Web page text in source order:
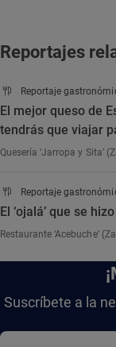
Reportajes
Reportaje
El mejor queso de
tendrás que viajar
Quesería ‘Jarropa y Sita’
Reportaje
El ‘ojalá’ que se
Restaurante ‘Acebuche’
Suscríbete a la